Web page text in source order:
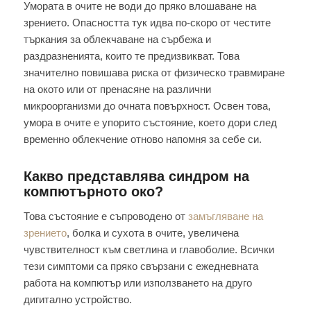
Умората в очите не води до пряко влошаване на
зрението. Опасността тук идва по-скоро от честите
търкания за облекчаване на сърбежа и
раздразненията, които те предизвикват. Това
значително повишава риска от физическо травмиране
на окото или от пренасяне на различни
микроорганизми до очната повърхност. Освен това,
умора в очите е упорито състояние, което дори след
временно облекчение отново напомня за себе си.
Какво представлява синдром на
компютърното око?
Това състояние е съпроводено от замъгляване на
зрението, болка и сухота в очите, увеличена
чувствителност към светлина и главоболие. Всички
тези симптоми са пряко свързани с ежедневната
работа на компютър или използването на друго
дигитално устройство.